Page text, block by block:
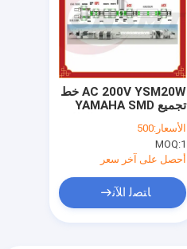
AC 200V YSM20W خط
تجميع YAMAHA SMD
95000CPH توفير الطاقة
الأسعار:500
MOQ:1
أحصل على آخر سعر
ﺎﺘﺼﻟ ﺍﻶﻧ